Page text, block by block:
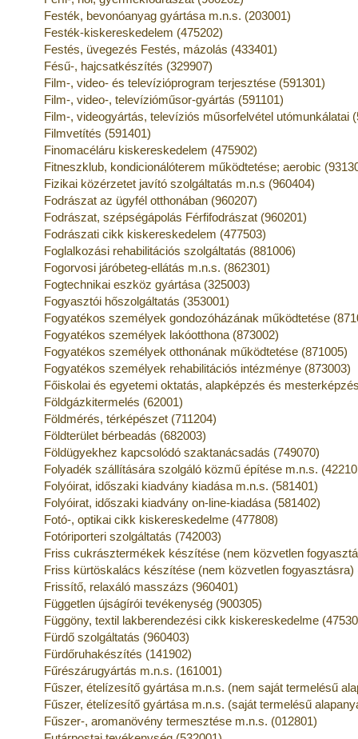
Festék, bevonóanyag gyártása m.n.s. (203001)
Festék-kiskereskedelem (475202)
Festés, üvegezés Festés, mázolás (433401)
Fésű-, hajcsatkészítés (329907)
Film-, video- és televízióprogram terjesztése (591301)
Film-, video-, televízióműsor-gyártás (591101)
Film-, videogyártás, televíziós műsorfelvétel utómunkálatai
Filmvetítés (591401)
Finomacéláru kiskereskedelem (475902)
Fitneszklub, kondicionálóterem működtetése; aerobic
Fizikai közérzetet javító szolgáltatás m.n.s (960404)
Fodrászat az ügyfél otthonában (960207)
Fodrászat, szépségápolás Férfifodrászat (960201)
Fodrászati cikk kiskereskedelem (477503)
Foglalkozási rehabilitációs szolgáltatás (881006)
Fogorvosi járóbeteg-ellátás m.n.s. (862301)
Fogtechnikai eszköz gyártása (325003)
Fogyasztói hőszolgáltatás (353001)
Fogyatékos személyek gondozóházának működtetése
Fogyatékos személyek lakóotthona (873002)
Fogyatékos személyek otthonának működtetése (871005)
Fogyatékos személyek rehabilitációs intézménye (873003)
Főiskolai és egyetemi oktatás, alapképzés és
Földgázkitermelés (62001)
Földmérés, térképészet (711204)
Földterület bérbeadás (682003)
Földügyekhez kapcsolódó szaktanácsadás (749070)
Folyadék szállítására szolgáló közmű építése m.n.s.
Folyóirat, időszaki kiadvány kiadása m.n.s. (581401)
Folyóirat, időszaki kiadvány on-line-kiadása (581402)
Fotó-, optikai cikk kiskereskedelme (477808)
Fotóriporteri szolgáltatás (742003)
Friss cukrásztermékek készítése (nem közvetlen
Friss kürtöskalács készítése (nem közvetlen fogyasztásra)
Frissítő, relaxáló masszázs (960401)
Független újságírói tevékenység (900305)
Függöny, textil lakberendezési cikk kiskereskedelme
Fürdő szolgáltatás (960403)
Fürdőruhakészítés (141902)
Fűrészárugyártás m.n.s. (161001)
Fűszer, ételízesítő gyártása m.n.s. (nem saját termelésű
Fűszer, ételízesítő gyártása m.n.s. (saját termelésű
Fűszer-, aromanövény termesztése m.n.s. (012801)